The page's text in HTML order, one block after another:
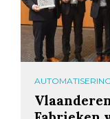
AUTOMATISERING